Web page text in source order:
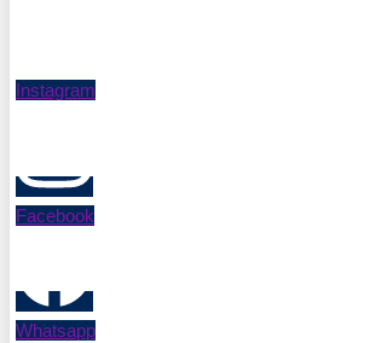
Instagram
Facebook
Whatsapp